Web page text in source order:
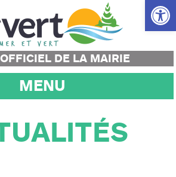
Ouvrir
DE LA MAIRIE
MENU